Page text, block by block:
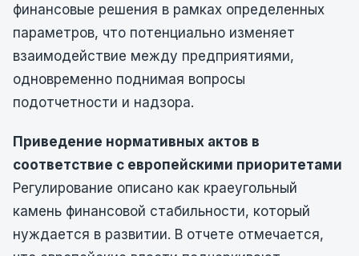
финансовые решения в рамках определенных
параметров, что потенциально изменяет
взаимодействие между предприятиями,
одновременно поднимая вопросы
подотчетности и надзора.
Приведение нормативных актов в
соответствие с европейскими приоритетами
Регулирование описано как краеугольный
камень финансовой стабильности, который
нуждается в развитии. В отчете отмечается,